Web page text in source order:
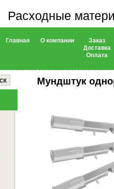
Расходные
Главная О компании
Заказ
Доставка
Оплата
Мундштук